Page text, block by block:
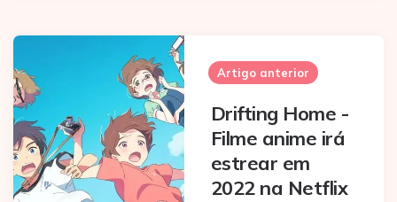
Post
navigation
Artigo anterior
Drifting Home -
Filme anime irá
estrear em
2022 na Netflix